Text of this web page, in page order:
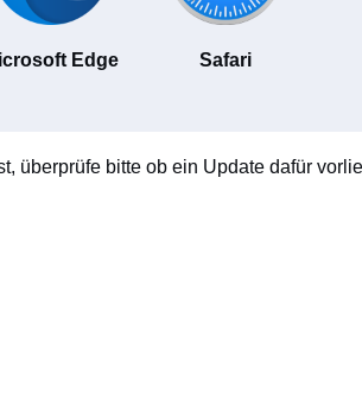
Edge Safari
überprüfe bitte ob ein Update dafür